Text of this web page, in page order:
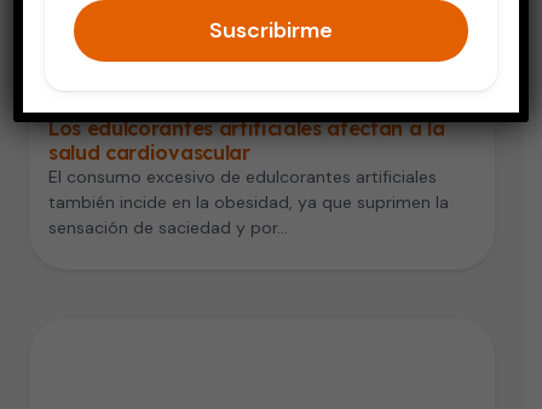
Los edulcorantes artificiales afectan a la
salud cardiovascular
El consumo excesivo de edulcorantes artificiales
también incide en la obesidad, ya que suprimen la
sensación de saciedad y por…
Suscribirme